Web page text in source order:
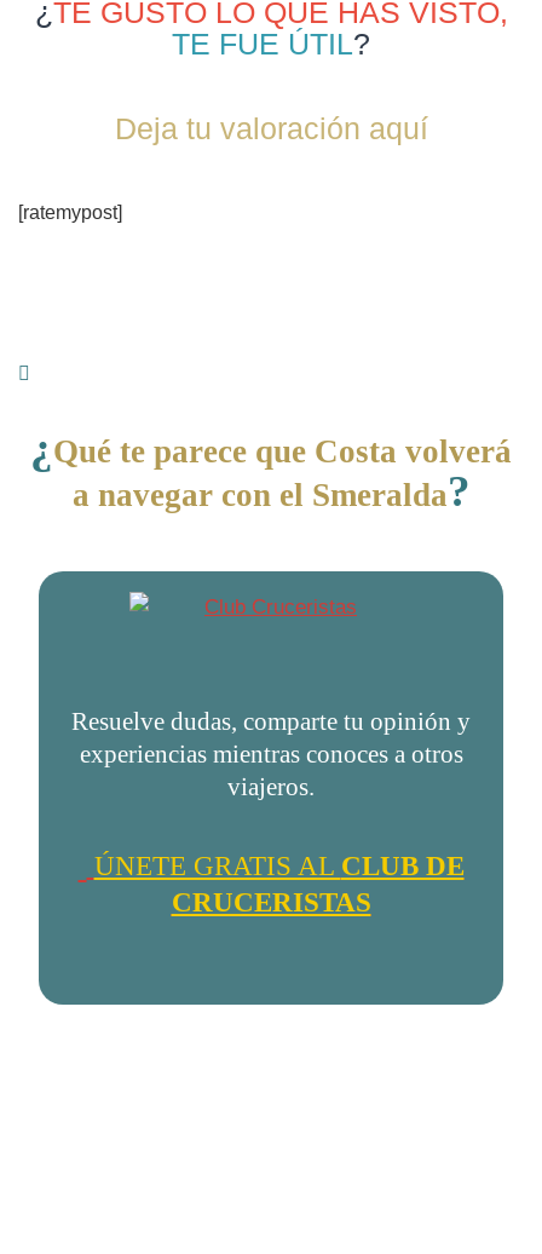
¿TE GUSTÓ LO QUE HAS VISTO,
TE FUE ÚTIL?
Deja tu valoración aquí
[ratemypost]
¿ Qué te parece que Costa volverá
a navegar con el Smeralda?
Resuelve dudas, comparte tu opinión y
experiencias mientras conoces a otros
viajeros.
ÚNETE GRATIS AL CLUB DE
CRUCERISTAS